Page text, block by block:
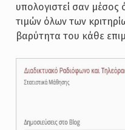
υπολογιστεί σαν
τιμών όλων των
βαρύτητα του κάθε